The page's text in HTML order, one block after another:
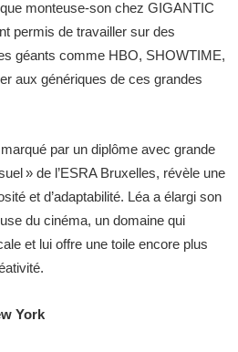
monteuse-son chez GIGANTIC
permis de travailler sur des
géants comme HBO, SHOWTIME,
aux génériques de ces grandes
par un diplôme avec grande
» de l’ESRA Bruxelles, révèle une
et d’adaptabilité. Léa a élargi son
du cinéma, un domaine qui
et lui offre une toile encore plus
York